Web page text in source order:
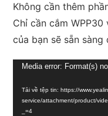
Không cần thêm
Chỉ cần cắm
của bạn sẽ sẵn
Trình
Video
Media error: Format(s)
Tải về tệp tin: https://
service/attachment/product/
_=4